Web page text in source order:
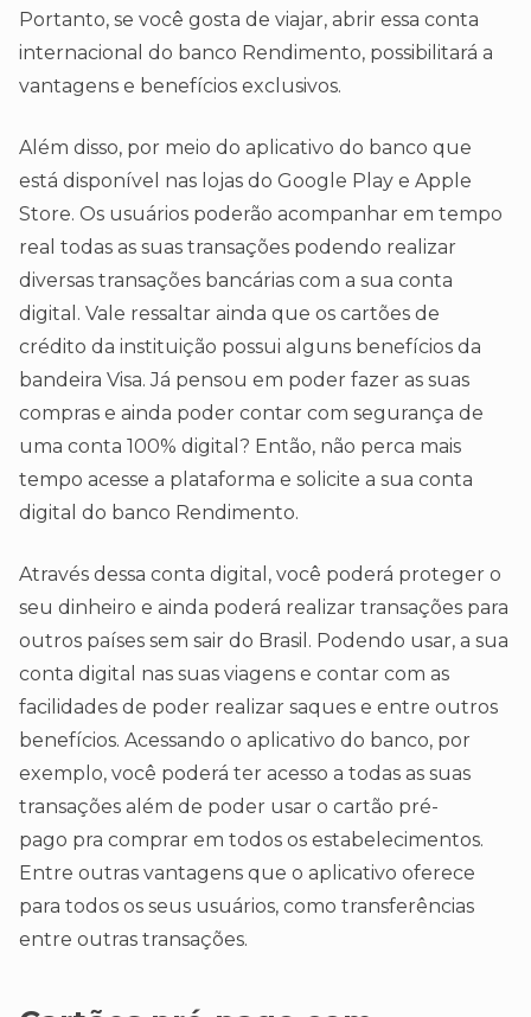
Portanto, se você gosta de viajar, abrir essa conta
internacional do banco Rendimento, possibilitará a
vantagens e benefícios exclusivos.
Além disso, por meio do aplicativo do banco que
está disponível nas lojas do Google Play e Apple
Store. Os usuários poderão acompanhar em tempo
real todas as suas transações podendo realizar
diversas transações bancárias com a sua conta
digital. Vale ressaltar ainda que os cartões de
crédito da instituição possui alguns benefícios da
bandeira Visa. Já pensou em poder fazer as suas
compras e ainda poder contar com segurança de
uma conta 100% digital? Então, não perca mais
tempo acesse a plataforma e solicite a sua conta
digital do banco Rendimento.
Através dessa conta digital, você poderá proteger o
seu dinheiro e ainda poderá realizar transações para
outros países sem sair do Brasil. Podendo usar, a sua
conta digital nas suas viagens e contar com as
facilidades de poder realizar saques e entre outros
benefícios. Acessando o aplicativo do banco, por
exemplo, você poderá ter acesso a todas as suas
transações além de poder usar o cartão pré-
pago pra comprar em todos os estabelecimentos.
Entre outras vantagens que o aplicativo oferece
para todos os seus usuários, como transferências
entre outras transações.